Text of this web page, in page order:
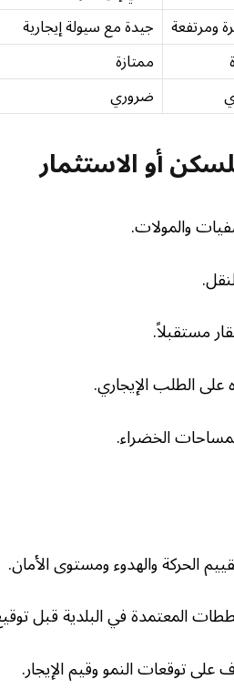
ومرتفعة جيدة مع سيولة إيجارية
ممتازة
ضروري
أو الاستثمار
والمولات.
مستقبلاً.
الطلب الإيجاري.
الخضراء.
الحركة والهدوء ومستوى الأمان.
المعتمدة في البلدية قبل
توقعات النمو وقيم الإيجار.